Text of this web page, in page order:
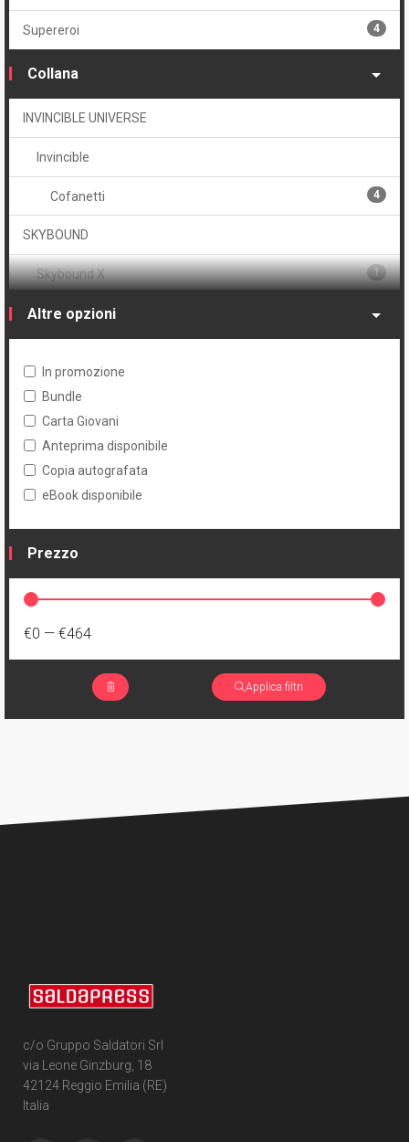
Supereroi 4
Collana
INVINCIBLE UNIVERSE
Invincible
Cofanetti 4
SKYBOUND
Skybound X 1
THE WALKING DEAD
TWD Color Edition Spillato
Altre opzioni
In promozione
Bundle
Carta Giovani
Anteprima disponibile
Copia autografata
eBook disponibile
Prezzo
€0 — €464
Applica filtri
c/o Gruppo Saldatori Srl
via Leone Ginzburg, 18
42124 Reggio Emilia (RE)
Italia